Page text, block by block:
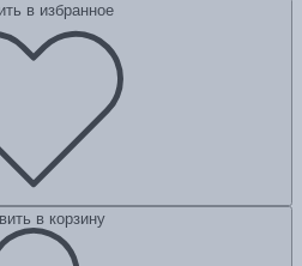
в избранное
в корзину